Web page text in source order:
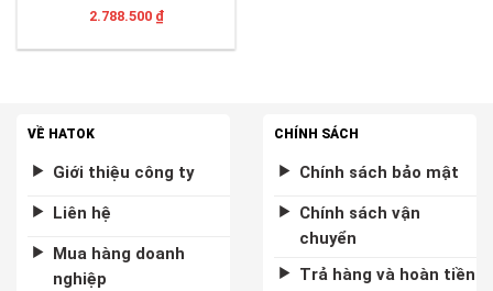
2.788.500 ₫
VỀ HATOK
Giới thiệu công ty
Liên hệ
Mua hàng doanh
nghiệp
CHÍNH SÁCH
Chính sách bảo mật
Chính sách vận
chuyển
Trả hàng và hoàn tiền